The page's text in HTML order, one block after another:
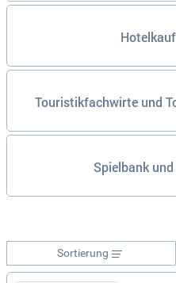
Touristikfachwirte und
Spielbank
Sortierung